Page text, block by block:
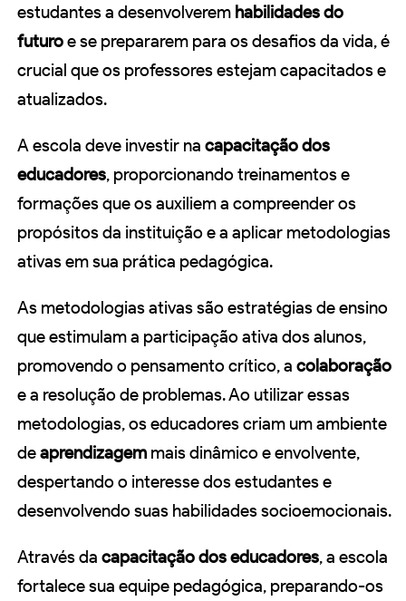
estudantes a desenvolverem habilidades do
futuroe se prepararem para os desafios da vida, é
crucial que os professores estejam capacitados e
atualizados.
A escola deve investir na capacitação dos
educadores, proporcionando treinamentos e
formações que os auxiliem a compreender os
propósitos da instituição e a aplicar metodologias
ativas em sua prática pedagógica.
As metodologias ativas são estratégias de ensino
que estimulam a participação ativa dos alunos,
promovendo o pensamento crítico, a colaboração
e a resolução de problemas. Ao utilizar essas
metodologias, os educadores criam um ambiente
deaprendizagem mais dinâmico e envolvente,
despertando o interesse dos estudantes e
desenvolvendo suas habilidades socioemocionais.
Através da capacitação dos educadores, a escola
fortalece sua equipe pedagógica, preparando-os